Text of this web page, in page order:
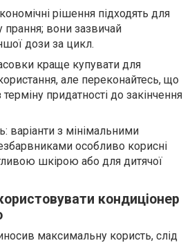
рішення підходять для
прання; вони зазвичай
дози за цикл.
краще купувати для
але переконайтесь, що
придатності до закінчення
варіанти з мінімальними
особливо корисні
шкірою або для дитячої
кондиціонер
максимальну користь, слід